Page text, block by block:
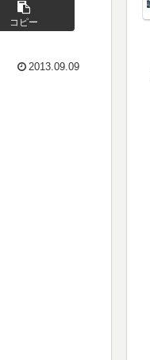
コピー
2013.09.09